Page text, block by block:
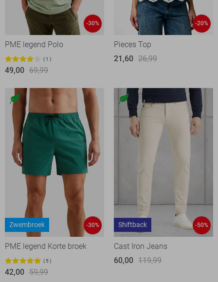
-30%
PME legend Polo
1
49,00 69,99
-20%
Pieces Top
21,60 26,99
Zwembroek -30%
PME legend Korte broek
5
42,00 59,99
Shiftback -50%
Cast Iron Jeans
60,00 119,99